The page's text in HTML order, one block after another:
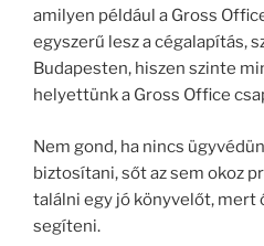
amilyen például a Gross
egyszerű lesz a cégalapítás,
Budapesten, hiszen szinte
helyettünk a Gross Office
Nem gond, ha nincs
biztosítani, sőt az sem okoz
találni egy jó könyvelőt, mert
segíteni.